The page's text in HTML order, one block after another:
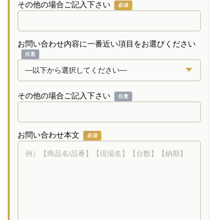
その他の場合ご記入下さい 必須
お問い合わせ内容に一番近い項目をお選びください
任意
その他の場合ご記入下さい 任意
お問い合わせ本文 必須